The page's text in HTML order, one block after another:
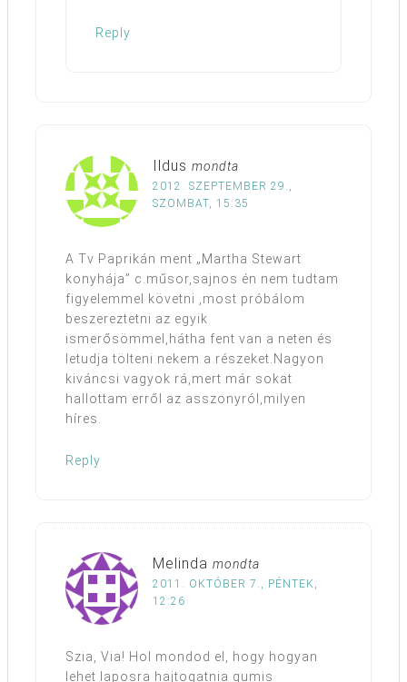
Reply
Ildus mondta
2012. SZEPTEMBER 29.,
SZOMBAT, 15:35
A Tv Paprikán ment „Martha Stewart
konyhája” c.műsor,sajnos én nem tudtam
figyelemmel követni ,most próbálom
beszereztetni az egyik
ismerősömmel,hátha fent van a neten és
letudja tölteni nekem a részeket.Nagyon
kiváncsi vagyok rá,mert már sokat
hallottam erről az asszonyról,milyen
híres.
Reply
Melinda mondta
2011. OKTÓBER 7., PÉNTEK,
12:26
Szia, Via! Hol mondod el, hogy hogyan
lehet laposra hajtogatnia gumis